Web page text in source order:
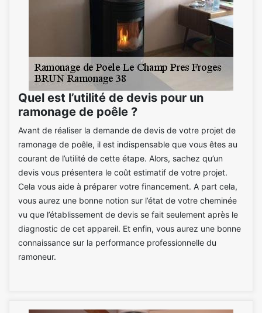
Quel est l’utilité de devis pour un
ramonage de poêle ?
Avant de réaliser la demande de devis de votre projet de
ramonage de poêle, il est indispensable que vous êtes au
courant de l’utilité de cette étape. Alors, sachez qu’un
devis vous présentera le coût estimatif de votre projet.
Cela vous aide à préparer votre financement. A part cela,
vous aurez une bonne notion sur l’état de votre cheminée
vu que l’établissement de devis se fait seulement après le
diagnostic de cet appareil. Et enfin, vous aurez une bonne
connaissance sur la performance professionnelle du
ramoneur.